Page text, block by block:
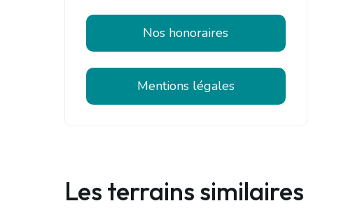
Nos honoraires
Mentions légales
Les terrains similaires